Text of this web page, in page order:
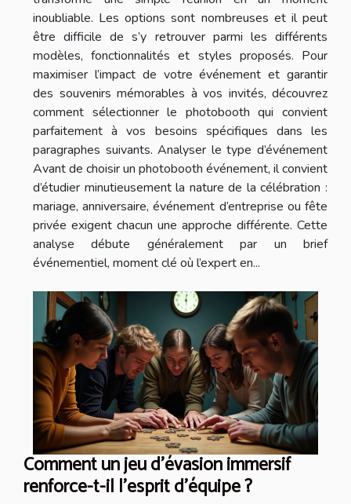
inoubliable. Les options sont nombreuses et il peut
être difficile de s’y retrouver parmi les différents
modèles, fonctionnalités et styles proposés. Pour
maximiser l’impact de votre événement et garantir
des souvenirs mémorables à vos invités, découvrez
comment sélectionner le photobooth qui convient
parfaitement à vos besoins spécifiques dans les
paragraphes suivants. Analyser le type d’événement
Avant de choisir un photobooth événement, il convient
d’étudier minutieusement la nature de la célébration :
mariage, anniversaire, événement d’entreprise ou fête
privée exigent chacun une approche différente. Cette
analyse débute généralement par un brief
événementiel, moment clé où l’expert en...
Comment un jeu d'évasion immersif
renforce-t-il l'esprit d'équipe ?